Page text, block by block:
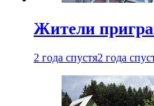
Жители
2 года спустя2 года